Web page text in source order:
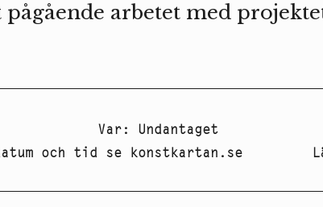
arbetet med
Var: Undantaget
och tid se konstkartan.se